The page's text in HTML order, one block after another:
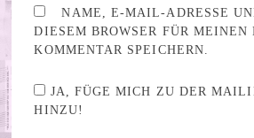
NAME, E-MAIL-ADRESSE
DIESEM BROWSER FÜR MEINEN
KOMMENTAR SPEICHERN.
JA, FÜGE MICH ZU DER
HINZU!